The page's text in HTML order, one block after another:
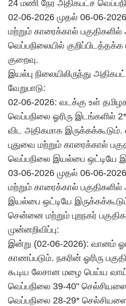
24 மணி நேர அதிகபட்ச
02-06-2026 முதல் 06-06-
மற்றும் காரைக்கால்
வெப்பநிலையில்
குறைவு.
இயல்பு நிலையிலிருந்து
வேறுபாடு:
02-06-2026: வடக்கு உள்
வெப்பநிலை ஓரிரு இடங்களில்
விட அதிகமாக
புதுவை மற்றும் காரைக்கால்
வெப்பநிலை இயல்பை ஒட்டியே
03-06-2026 முதல் 06-06-
மற்றும் காரைக்கால்
இயல்பை ஒட்டியே
சென்னை மற்றும் புறநகர்
முன்னறிவிப்பு:
இன்று (02-06-2026): வானம்
காணப்படும். நகரின் ஓரிரு
கூடிய லேசான மழை பெய்ய
வெப்பநிலை 39-40"
வெப்பநிலை 28-29* செல்சியஸை